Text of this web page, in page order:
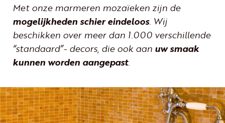
Met onze marmeren mozaïeken zijn de
mogelijkheden schier eindeloos. Wij
beschikken over meer dan 1.000 verschillende
“standaard”- decors, die ook aan uw smaak
kunnen worden aangepast.